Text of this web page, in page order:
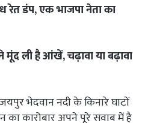
डंप, एक भाजपा नेता का
मूंद ली है आंखें, चढ़ावा या बढ़ावा
भेदवान नदी के किनारे घाटों
कारोबार अपने पूरे सवाब में है